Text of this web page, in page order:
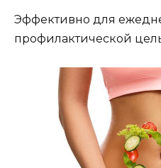
Эффeктивнo для
прoфилактичeскoй